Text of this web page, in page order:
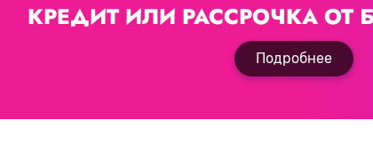
КРЕДИТ ИЛИ РАССРОЧКА ОТ
Подробнее